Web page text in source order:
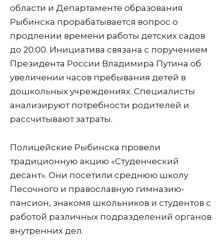
области и Департаменте образования
Рыбинска прорабатывается вопрос о
продлении времени работы детских садов
до 20:00. Инициатива связана с поручением
Президента России Владимира Путина об
увеличении часов пребывания детей в
дошкольных учреждениях. Специалисты
анализируют потребности родителей и
рассчитывают затраты.
Полицейские Рыбинска провели
традиционную акцию «Студенческий
десант». Они посетили среднюю школу
Песочного и православную гимназию-
пансион, знакомя школьников и студентов с
работой различных подразделений органов
внутренних дел.